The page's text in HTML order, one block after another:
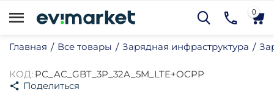
0
Главная / Все товары / Зарядная инфраструктура /
КОД: PC_AC_GBT_3P_32A_5M_LTE+OCPP
Поделиться